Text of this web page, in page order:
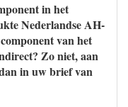
in het
Nederlandse AH-
van het
Zo niet, aan
in uw brief van